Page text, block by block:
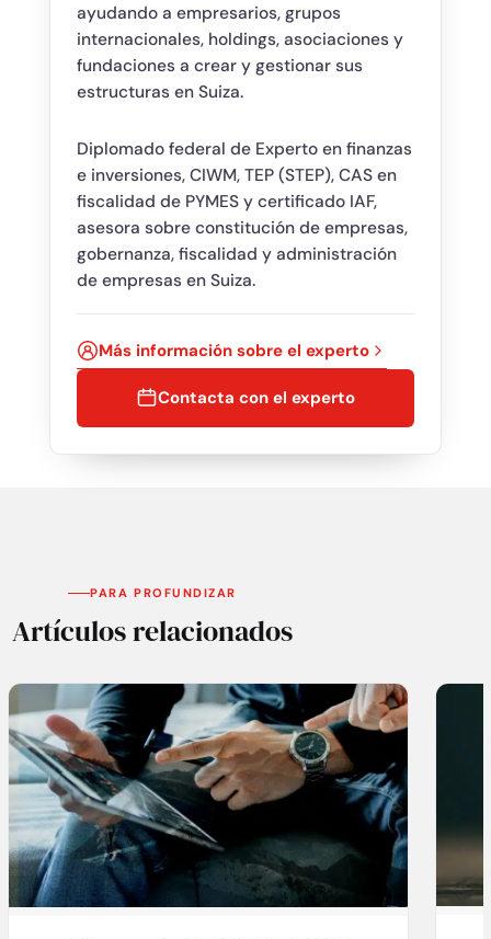
ayudando a empresarios, grupos
internacionales, holdings, asociaciones y
fundaciones a crear y gestionar sus
estructuras en Suiza.
Diplomado federal de Experto en finanzas
e inversiones, CIWM, TEP (STEP), CAS en
fiscalidad de PYMES y certificado IAF,
asesora sobre constitución de empresas,
gobernanza, fiscalidad y administración
de empresas en Suiza.
Más información sobre el experto
Contacta con el experto
PARA PROFUNDIZAR
Artículos relacionados